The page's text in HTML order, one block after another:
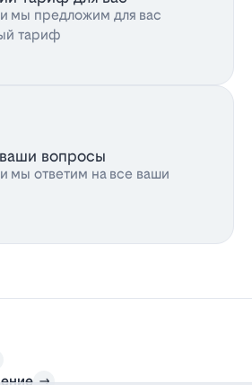
и мы предложим для вас
тариф
вопросы
мы ответим на все ваши